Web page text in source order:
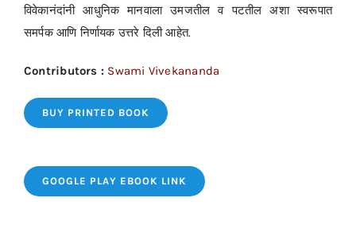
विवेकानंदांनी आधुनिक मानवाला उमजतील व पटतील अशा स्वरूपात
समर्पक आणि निर्णायक उत्तरे दिली आहेत.
Contributors : Swami Vivekananda
BUY PRINTED BOOK
GOOGLE PLAY EBOOK LINK